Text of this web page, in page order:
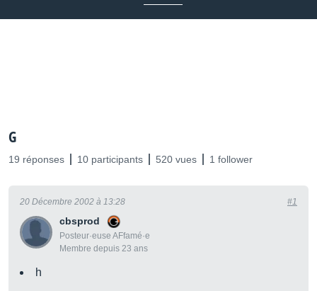
G
19 réponses 10 participants 520 vues 1 follower
cbsprod
Posteur·euse AFfamé·e
Membre depuis 23 ans
20 Décembre 2002 à 13:28 #1
h